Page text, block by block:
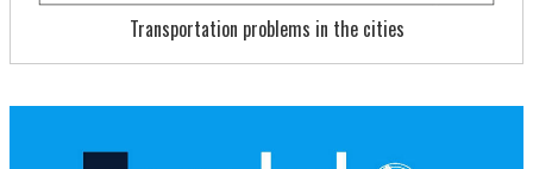
Transportation problems in the cities